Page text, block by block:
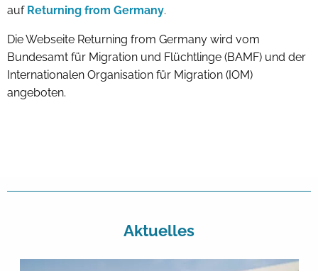
auf Returning from Germany.
Die Webseite Returning from Germany wird vom
Bundesamt für Migration und Flüchtlinge (BAMF) und der
Internationalen Organisation für Migration (IOM)
angeboten.
Aktuelles